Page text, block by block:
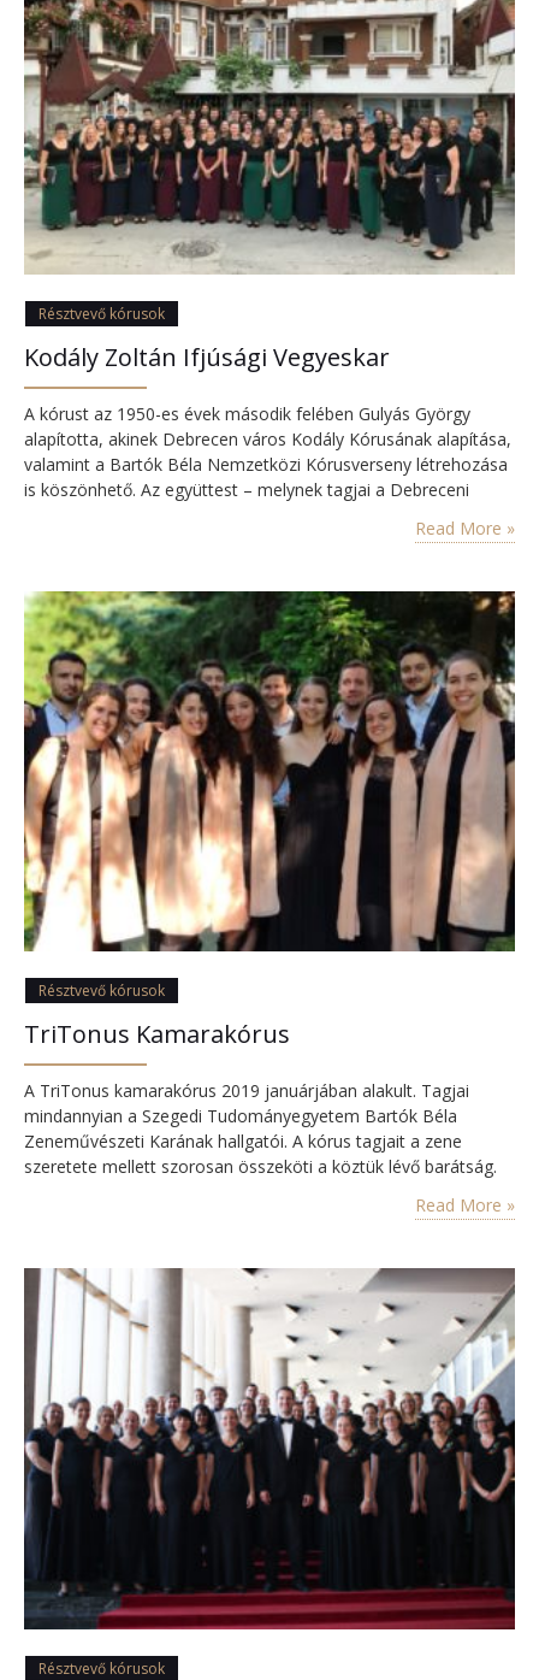
Résztvevő kórusok
Kodály Zoltán Ifjúsági Vegyeskar
A kórust az 1950-es évek második felében Gulyás György
alapította, akinek Debrecen város Kodály Kórusának alapítása,
valamint a Bartók Béla Nemzetközi Kórusverseny létrehozása
is köszönhető. Az együttest – melynek tagjai a Debreceni
óta Végh Mónika vezeti. Munkájuk eredményeképp számos
Emellett gyakran vesznek részt városi és…
Read More »
Résztvevő kórusok
TriTonus Kamarakórus
A TriTonus kamarakórus 2019 januárjában alakult. Tagjai
mindannyian a Szegedi Tudományegyetem Bartók Béla
Zeneművészeti Karának hallgatói. A kórus tagjait a zene
szeretete mellett szorosan összeköti a köztük lévő barátság.
szeretetteljes próbákat tudhatnak maguk mögött. A kórus
várnak. Elsősorban magyar szerzők műveit részesítik
előnyben,…
Read More »
Résztvevő kórusok